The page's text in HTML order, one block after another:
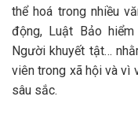
thể hoá trong nhiều
động, Luật Bảo
Người khuyết tật…
viên trong xã hội và vì
sâu sắc.